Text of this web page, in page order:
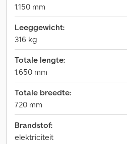
1.150 mm
Leeggewicht:
316 kg
Totale lengte:
1.650 mm
Totale breedte:
720 mm
Brandstof:
elektriciteit